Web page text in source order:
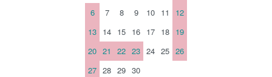
6
7 8 9 10 11
12
13 14 15 16 17 18 19
20 21 22 23 24 25 26
27 28 29 30